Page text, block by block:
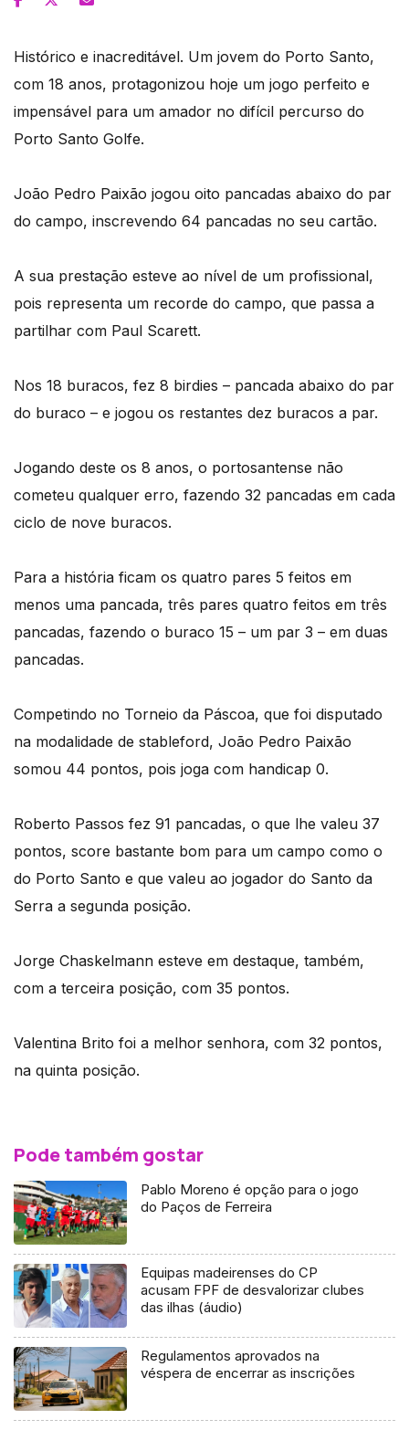
Histórico e inacreditável. Um jovem do Porto Santo,
com 18 anos, protagonizou hoje um jogo perfeito e
impensável para um amador no difícil percurso do
Porto Santo Golfe.
João Pedro Paixão jogou oito pancadas abaixo do par
do campo, inscrevendo 64 pancadas no seu cartão.
A sua prestação esteve ao nível de um profissional,
pois representa um recorde do campo, que passa a
partilhar com Paul Scarett.
Nos 18 buracos, fez 8 birdies – pancada abaixo do par
do buraco – e jogou os restantes dez buracos a par.
Jogando deste os 8 anos, o portosantense não
cometeu qualquer erro, fazendo 32 pancadas em cada
ciclo de nove buracos.
Para a história ficam os quatro pares 5 feitos em
menos uma pancada, três pares quatro feitos em três
pancadas, fazendo o buraco 15 – um par 3 – em duas
pancadas.
Competindo no Torneio da Páscoa, que foi disputado
na modalidade de stableford, João Pedro Paixão
somou 44 pontos, pois joga com handicap 0.
Roberto Passos fez 91 pancadas, o que lhe valeu 37
pontos, score bastante bom para um campo como o
do Porto Santo e que valeu ao jogador do Santo da
Serra a segunda posição.
Jorge Chaskelmann esteve em destaque, também,
com a terceira posição, com 35 pontos.
Valentina Brito foi a melhor senhora, com 32 pontos,
na quinta posição.
Pode também gostar
Pablo Moreno é opção para o jogo
do Paços de Ferreira
Equipas madeirenses do CP
acusam FPF de desvalorizar clubes
das ilhas (áudio)
Regulamentos aprovados na
véspera de encerrar as inscrições